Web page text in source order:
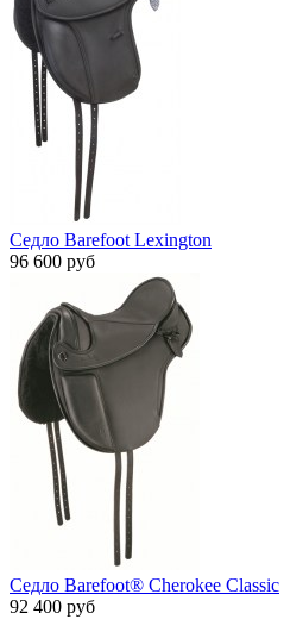
Седло Barefoot Lexington
96 600 руб
Седло Barefoot® Cherokee Classic
92 400 руб